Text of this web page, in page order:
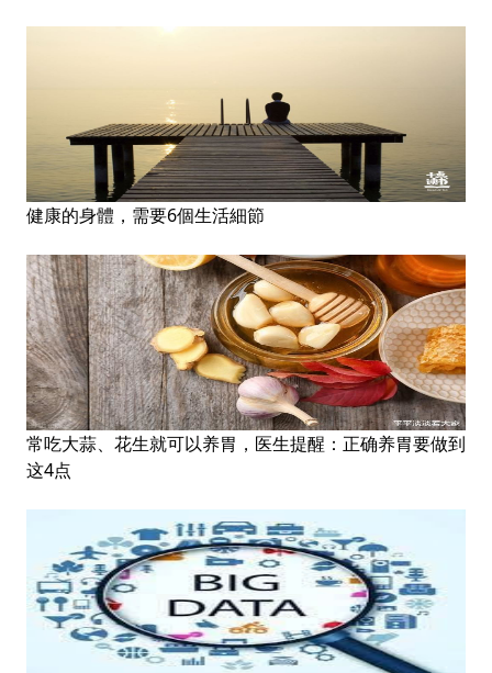
健康的身體，需要6個生活細節
常吃大蒜、花生就可以养胃，医生提醒：正确养胃要做到
这4点